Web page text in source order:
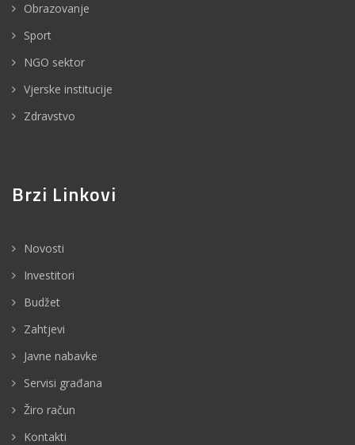
Obrazovanje
Sport
NGO sektor
Vjerske institucije
Zdravstvo
Brzi Linkovi
Novosti
Investitori
Budžet
Zahtjevi
Javne nabavke
Servisi građana
Žiro račun
Kontakti